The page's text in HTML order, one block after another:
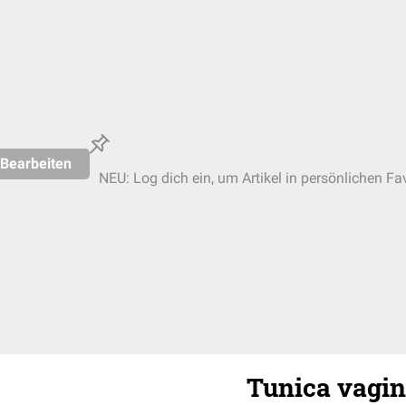
Bearbeiten
NEU: Log dich ein, um Artikel in persönlichen
Tunica